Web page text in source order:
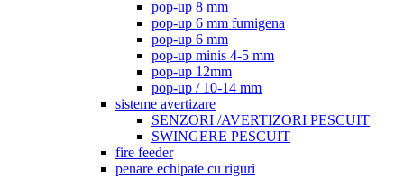
pop-up 8 mm
pop-up 6 mm fumigena
pop-up 6 mm
pop-up minis 4-5 mm
pop-up 12mm
pop-up / 10-14 mm
sisteme avertizare
SENZORI /AVERTIZORI PESCUIT
SWINGERE PESCUIT
fire feeder
penare echipate cu riguri